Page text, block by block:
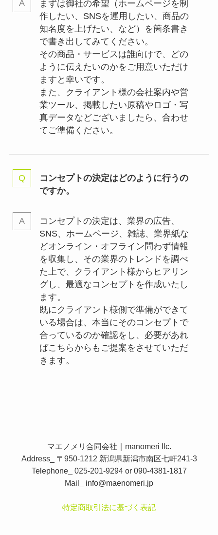
まずは御社の希望（ホームページを制
作したい、SNSを運用したい、商品の
知名度を上げたい、など）を箇条書き
で書き出してみてください。
その商品・サービスは誰向けで、どの
ように伝えたいのかをご用意いただけ
ますと幸いです。
また、クライアント様の会社案内や営
業ツール、掲載したい原稿やロゴ・写
真データなどございましたら、合わせ
てご準備ください。
コンセプトの決定はどのように行うの
ですか。
コンセプトの決定は、業界の広告、
SNS、ホームページ、雑誌、業界紙な
どオンライン・オフライン問わず情報
を収集し、その業界のトレンドを調べ
た上で、クライアント様からヒアリン
グし、最適なコンセプトを作成いたし
ます。
既にクライアント様側で準備ができて
いる場合は、本当にそのコンセプトで
合っているのか確認をし、必要があれ
ばこちらからもご提案をさせていただ
きます。
マエノメリ合同会社｜manomeri llc.
Address_ 〒950-1212 新潟県新潟市南区七軒241-3
Telephone_ 025-201-9294 or 090-4381-1817
Mail_ info@maenomeri.jp
特定商取引法に基づく表記